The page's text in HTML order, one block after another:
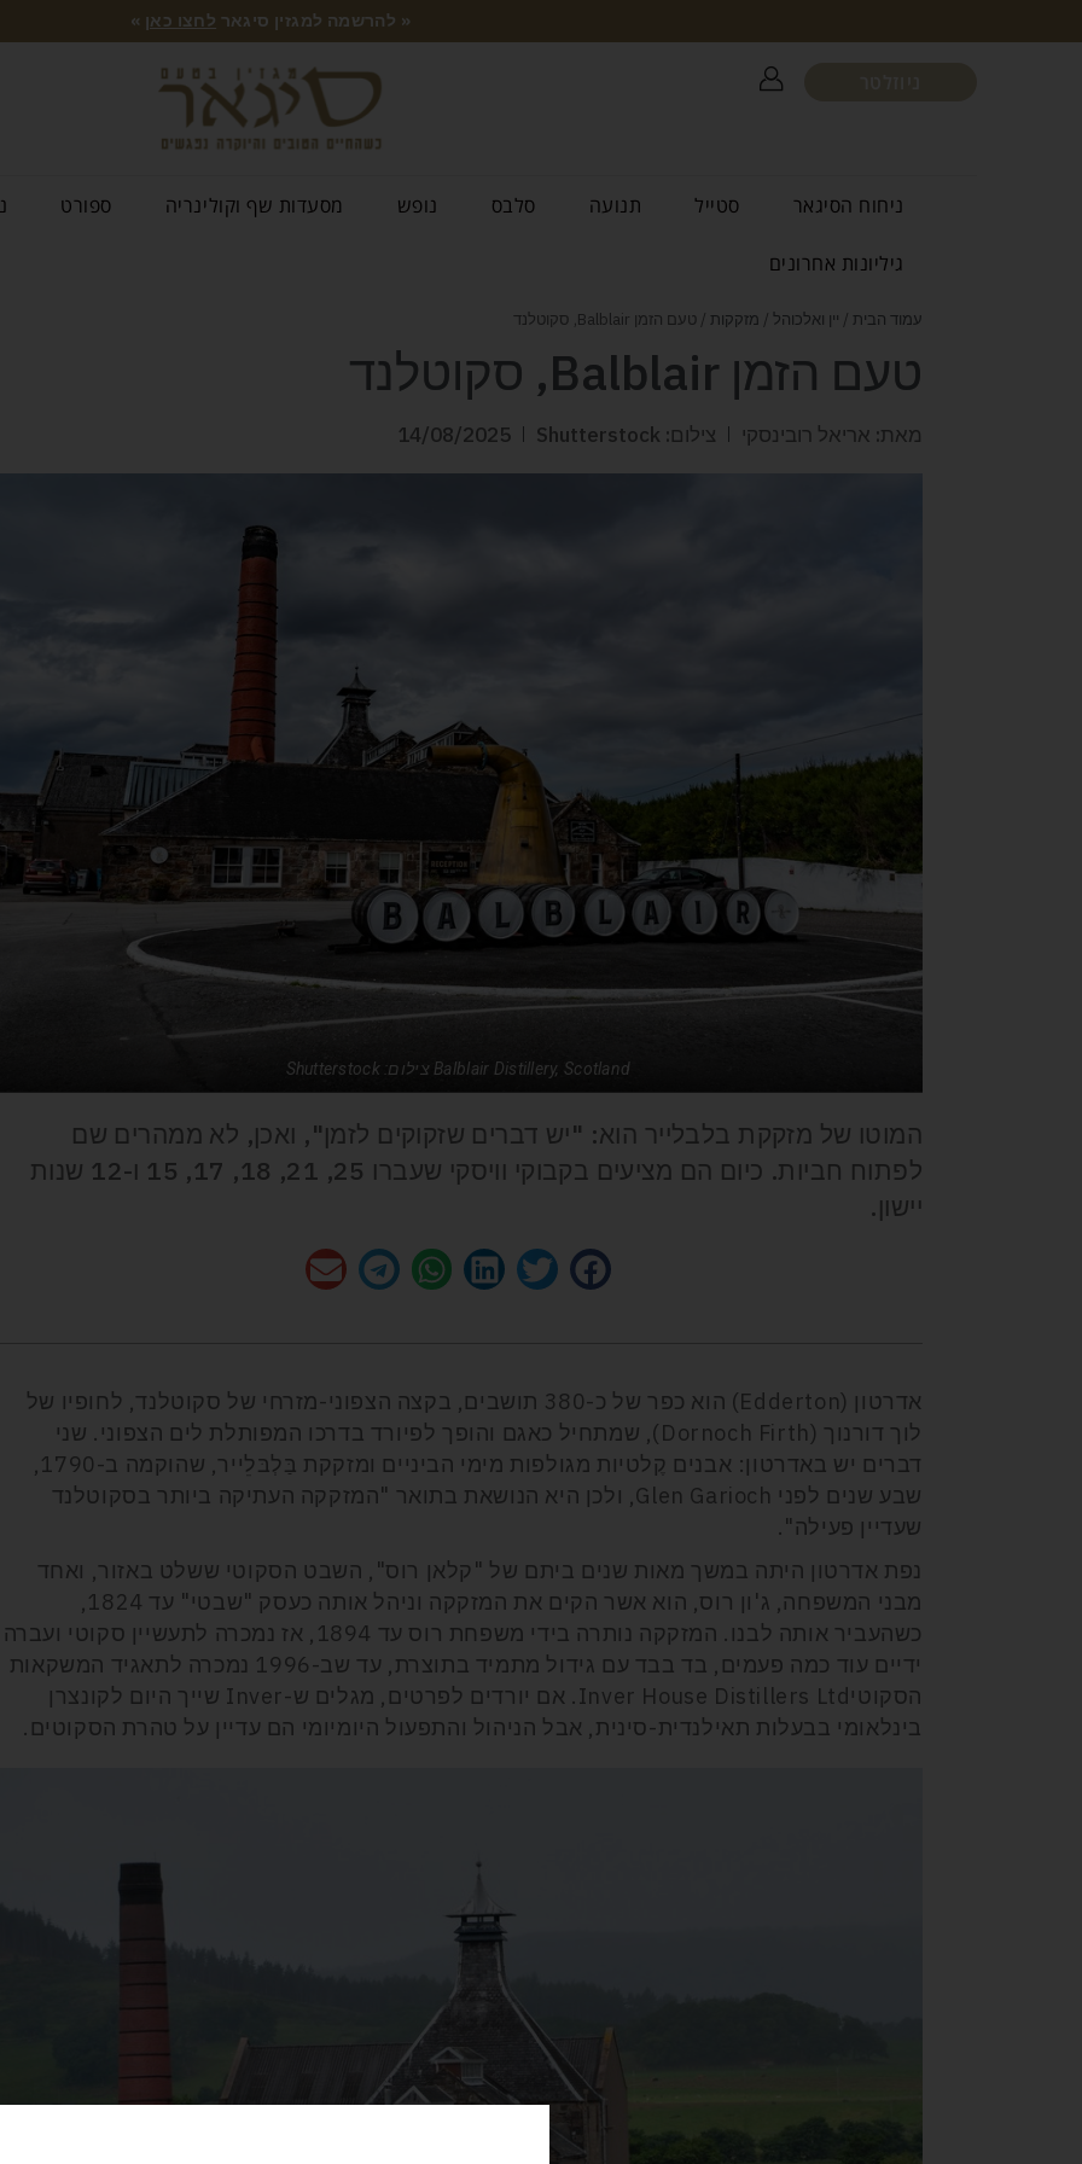
« להרשמה למגזין סיגאר לחצו כאן »
ניחוח הסיגאר סטייל תנועה סלבס נופש מסעדות שף וקולינריה ספורט
גיליונות אחרונים
עמוד הבית / יין ואלכוהל / מזקקות / טעם הזמן Balblair, סקוטלנד
טעם הזמן Balblair, סקוטלנד
מאת: אריאל רובינסקי צילום: Shutterstock 14/08/2025
Balblair Distillery, Scotland צילום: Shutterstock
המוטו של מזקקת בלבלייר הוא: "יש דברים שזקוקים לזמן", ואכן, לא ממהרים שם
לפתוח חביות. כיום הם מציעים בקבוקי וויסקי שעברו 25, 21, 18, 17, 15 ו-12 שנות
יישון.
אדרטון (Edderton) הוא כפר של כ-380 תושבים, בקצה הצפוני-מזרחי של סקוטלנד, לחופיו של
לוך דורנוך (Dornoch Firth), שמתחיל כאגם והופך לפיורד בדרכו המפותלת לים הצפוני. שני
דברים יש באדרטון: אבנים קֶלטיות מגולפות מימי הביניים ומזקקת בַּלְבּלֵייר, שהוקמה ב-1790,
שבע שנים לפני Glen Garioch, ולכן היא הנושאת בתואר "המזקקה העתיקה ביותר בסקוטלנד
שעדיין פעילה".
נפת אדרטון היתה במשך מאות שנים ביתם של "קלאן רוס", השבט הסקוטי ששלט באזור, ואחד
מבני המשפחה, ג'ון רוס, הוא אשר הקים את המזקקה וניהל אותה כעסק "שבטי" עד 1824,
כשהעביר אותה לבנו. המזקקה נותרה בידי משפחת רוס עד 1894, אז נמכרה לתעשיין סקוטי ועברה
ידיים עוד כמה פעמים, בד בבד עם גידול מתמיד בתוצרת, עד שב-1996 נמכרה לתאגיד המשקאות
הסקוטיInver House Distillers Ltd. אם יורדים לפרטים, מגלים ש-Inver שייך היום לקונצרן
בינלאומי בבעלות תאילנדית-סינית, אבל הניהול והתפעול היומיומי הם עדיין על טהרת הסקוטים.